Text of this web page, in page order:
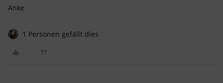
Anke
1 Personen gefällt dies